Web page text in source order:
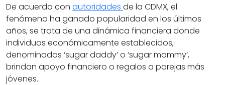
De acuerdo con autoridades de la CDMX, el
fenómeno ha ganado popularidad en los últimos
años, se trata de una dinámica financiera donde
individuos económicamente establecidos,
denominados ‘sugar daddy’ o ‘sugar mommy’,
brindan apoyo financiero o regalos a parejas más
jóvenes.